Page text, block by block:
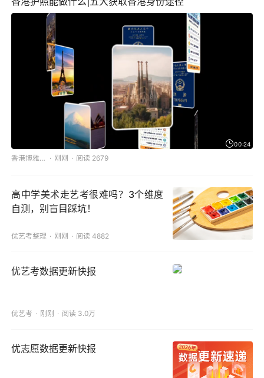
00:24
香港博雅国际教育研究院 刚刚 阅读 2679
高中学美术走艺考很难吗？3个维度
自测，别盲目踩坑！
优艺考整理 刚刚 阅读 4882
优艺考数据更新快报
优艺考 刚刚 阅读 3.0万
优志愿数据更新快报